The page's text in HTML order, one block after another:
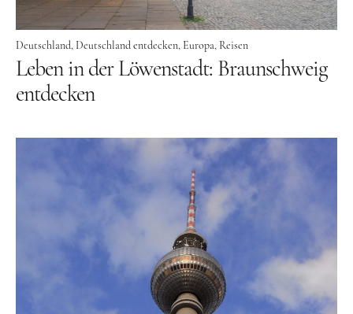
Food
Kolumne
Instagram Flipboard Pinterest
MOIN, MOIN!
Deutschland Deutschland entdecken Europa Reisen
Leben in der Löwenstadt: Braunschweig
entdecken